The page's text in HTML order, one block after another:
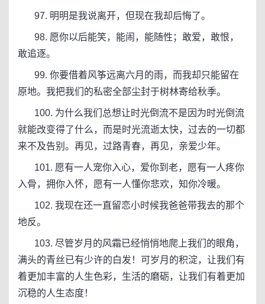
97. 明明是我说离开，但现在我却后悔了。
98. 愿你以后能笑，能闹，能随性；敢爱，敢恨，
敢追逐。
99. 你要借着风筝远离六月的雨，而我却只能留在
原地。我把我们的私密全部尘封于树林寄给秋季。
100. 为什么我们总想让时光倒流不是因为时光倒流
就能改变得了什么，而是时光流逝太快，过去的一切都
来不及告别。再见，过路青春，再见，亲爱少年。
101. 愿有一人宠你入心，爱你到老，愿有一人疼你
入骨，拥你入怀，愿有一人懂你悲欢，知你冷暖。
102. 我现在还一直留恋小时候我爸爸带我去的那个
地反。
103. 尽管岁月的风霜已经悄悄地爬上我们的眼角，
满头的青丝已有少许的白发！可岁月的积淀，让我们有
着更加丰富的人生色彩，生活的磨砺，让我们有着更加
沉稳的人生态度！